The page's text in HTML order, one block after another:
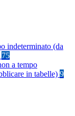
indeterminato (da
75
a tempo
in tabelle) 9